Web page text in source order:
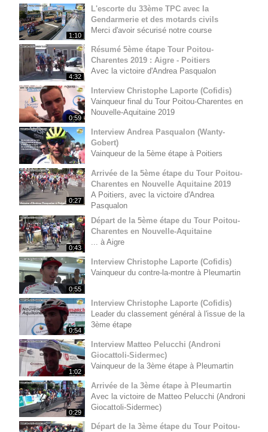
1:10
L'escorte du 33ème TPC avec la
Gendarmerie et des motards civils
Merci d'avoir sécurisé notre course
4:32
Résumé 5ème étape Tour Poitou-
Charentes 2019 : Aigre - Poitiers
Avec la victoire d'Andrea Pasqualon
0:59
Interview Christophe Laporte (Cofidis)
Vainqueur final du Tour Poitou-Charentes en
Nouvelle-Aquitaine 2019
Interview Andrea Pasqualon (Wanty-
Gobert)
Vainqueur de la 5ème étape à Poitiers
0:27
Arrivée de la 5ème étape du Tour Poitou-
Charentes en Nouvelle Aquitaine 2019
A Poitiers, avec la victoire d'Andrea
Pasqualon
0:43
Départ de la 5ème étape du Tour Poitou-
Charentes en Nouvelle-Aquitaine
... à Aigre
0:55
Interview Christophe Laporte (Cofidis)
Vainqueur du contre-la-montre à Pleumartin
0:54
Interview Christophe Laporte (Cofidis)
Leader du classement général à l'issue de la
3ème étape
1:02
Interview Matteo Pelucchi (Androni
Giocattoli-Sidermec)
Vainqueur de la 3ème étape à Pleumartin
0:29
Arrivée de la 3ème étape à Pleumartin
Avec la victoire de Matteo Pelucchi (Androni
Giocattoli-Sidermec)
Départ de la 3ème étape du Tour Poitou-